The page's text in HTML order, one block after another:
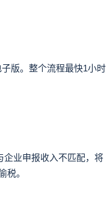
版。整个流程最快1小时
业申报收入不匹配，将
税。